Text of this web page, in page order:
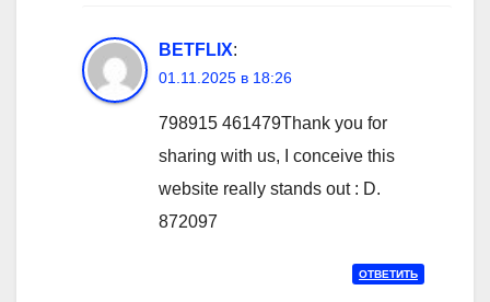
BETFLIX:
01.11.2025 в 18:26
798915 461479Thank you for
sharing with us, I conceive this
website really stands out : D.
872097
ОТВЕТИТЬ